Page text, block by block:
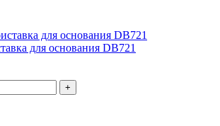
для основания DB721
+